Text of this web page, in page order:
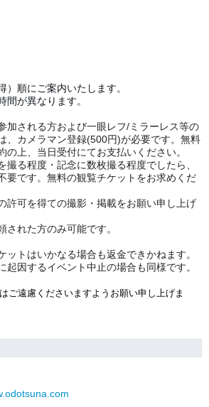
）順にご案内いたします。
間が異なります。
加される方および一眼レフ/ミラーレス等の
、カメラマン登録(500円)が必要です。無料
の上、当日受付にてお支払いください。
撮る程度・記念に数枚撮る程度でしたら、
要です。無料の観覧チケットをお求めくだ
許可を得ての撮影・掲載をお願い申し上げ
された方のみ可能です。
トはいかなる場合も返金できかねます。
起因するイベント中止の場合も同様です。
ご遠慮くださいますようお願い申し上げま